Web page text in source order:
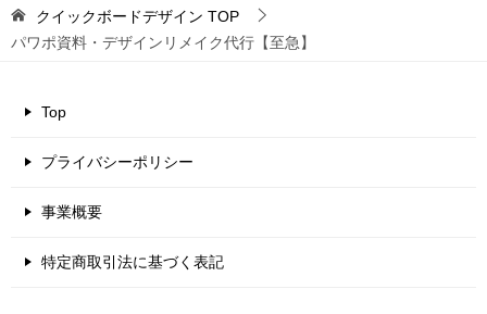
クイックボードデザイン TOP
パワポ資料・デザインリメイク代行【至急】
Top
プライバシーポリシー
事業概要
特定商取引法に基づく表記